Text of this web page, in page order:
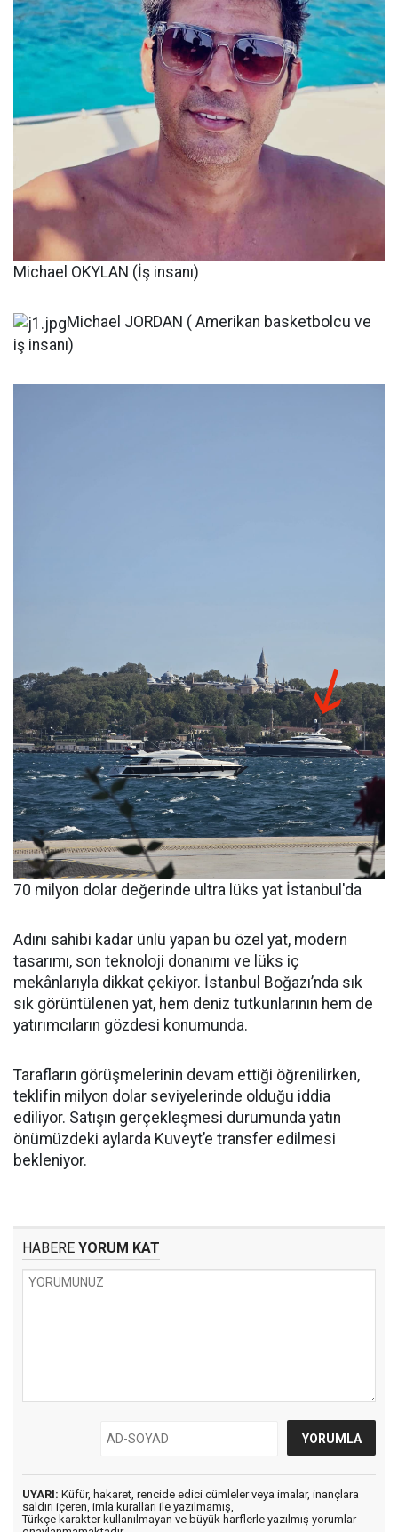
Michael OKYLAN (İş insanı)
Michael JORDAN ( Amerikan basketbolcu ve
iş insanı)
70 milyon dolar değerinde ultra lüks yat İstanbul'da
Adını sahibi kadar ünlü yapan bu özel yat, modern
tasarımı, son teknoloji donanımı ve lüks iç
mekânlarıyla dikkat çekiyor. İstanbul Boğazı’nda sık
sık görüntülenen yat, hem deniz tutkunlarının hem de
yatırımcıların gözdesi konumunda.
Tarafların görüşmelerinin devam ettiği öğrenilirken,
teklifin milyon dolar seviyelerinde olduğu iddia
ediliyor. Satışın gerçekleşmesi durumunda yatın
önümüzdeki aylarda Kuveyt’e transfer edilmesi
bekleniyor.
HABERE YORUM KAT
UYARI: Küfür, hakaret, rencide edici cümleler veya imalar, inançlara
saldırı içeren, imla kuralları ile yazılmamış,
Türkçe karakter kullanılmayan ve büyük harflerle yazılmış yorumlar